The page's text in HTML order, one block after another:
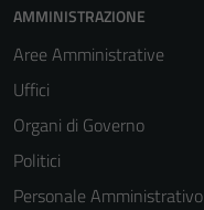
AMMINISTRAZIONE
Aree Amministrative
Uffici
Organi di Governo
Politici
Personale Amministrativo